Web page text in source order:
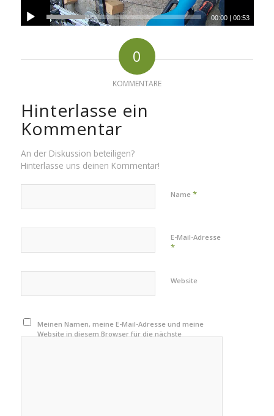
00:00 |00:53
0
KOMMENTARE
Hinterlasse ein
Kommentar
An der Diskussion beteiligen?
Hinterlasse uns deinen Kommentar!
Name *
E-Mail-Adresse
*
Website
Meinen Namen, meine E-Mail-Adresse und meine
Website in diesem Browser für die nächste